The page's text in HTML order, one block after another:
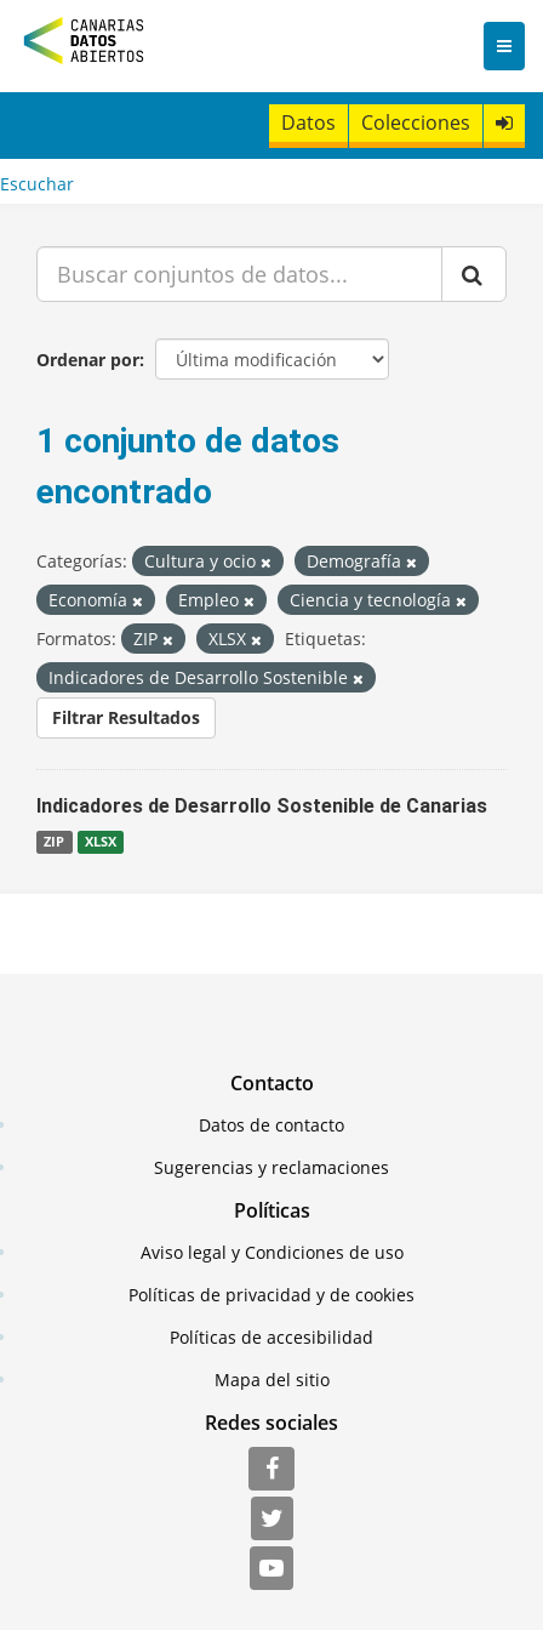
n
t
Datos Colecciones
Escuchar
Ordenar por
1 conjunto de datos
encontrado
Categorías: Cultura y ocio
Demografía
Economía
Empleo
Ciencia y tecnología
Formatos:
ZIP XLSX
Etiquetas:
Indicadores de Desarrollo Sostenible
Filtrar Resultados
Indicadores de Desarrollo Sostenible de Canarias
ZIP XLSX
Contacto
Datos de contacto
Sugerencias y reclamaciones
Políticas
Aviso legal y Condiciones de uso
Políticas de privacidad y de cookies
Políticas de accesibilidad
Mapa del sitio
Redes sociales